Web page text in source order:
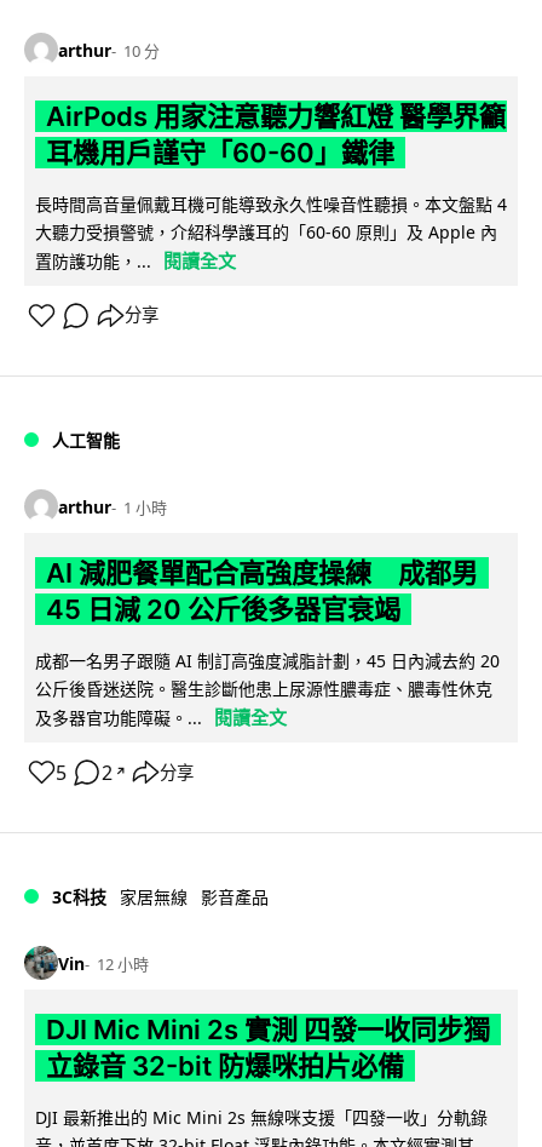
arthur 10 分
AirPods 用家注意聽力響紅燈 醫學界籲
耳機用戶謹守「60-60」鐵律
長時間高音量佩戴耳機可能導致永久性噪音性聽損。本文盤點 4
大聽力受損警號，介紹科學護耳的「60-60 原則」及 Apple 內
置防護功能，...
閱讀全文
分享
人工智能
arthur 1 小時
AI 減肥餐單配合高強度操練 成都男
45 日減 20 公斤後多器官衰竭
成都一名男子跟隨 AI 制訂高強度減脂計劃，45 日內減去約 20
公斤後昏迷送院。醫生診斷他患上尿源性膿毒症、膿毒性休克
及多器官功能障礙。...
閱讀全文
5 2 ↗ 分享
3C科技 家居無線 影音產品
Vin 12 小時
DJI Mic Mini 2s 實測 四發一收同步獨
立錄音 32-bit 防爆咪拍片必備
DJI 最新推出的 Mic Mini 2s 無線咪支援「四發一收」分軌錄